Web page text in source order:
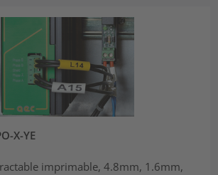
X-YE
imprimable, 4.8mm, 1.6mm,